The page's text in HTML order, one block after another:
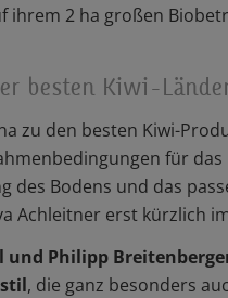
ihrem 2 ha großen
besten Kiwi-
zu den besten Kiwi-
für
des Bodens und das
Achleitner erst kürzlich
und Philipp
, die ganz besonders